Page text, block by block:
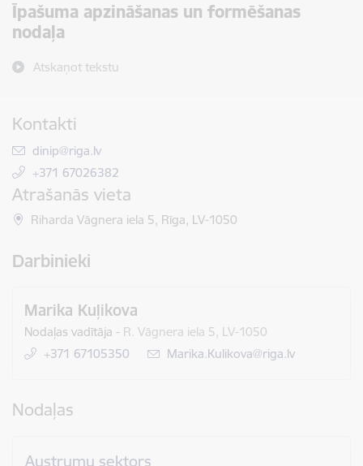
Īpašuma apzināšanas un formēšanas
nodaļa
Atskaņot tekstu
Kontakti
E-pasts:
dinip@riga.lv
+371 67026382
Atrašanās vieta
Riharda Vāgnera iela 5, Rīga, LV-1050
Darbinieki
Marika Kuļikova
Nodaļas vadītāja - R. Vāgnera iela 5, LV-1050
+371 67105350
E-pasts:
Marika.Kulikova@riga.lv
Nodaļas
Austrumu sektors